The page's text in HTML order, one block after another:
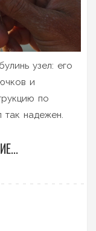
узел: его
и
по
так надежен.